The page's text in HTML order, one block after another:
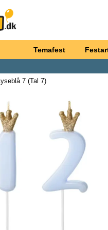
Temafest
7 (Tal 7)